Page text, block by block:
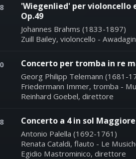
'Wiegenlied' per violoncello
Op.49
Johannes Brahms (1833-1897)
Zuill Bailey, violoncello -
Concerto per tromba in re
Georg Philipp Telemann (1681-
Friedermann Immer, tromba -
Reinhard Goebel, direttore
Concerto a 4 in sol Maggiore
Antonio Palella (1692-1761)
Renata Cataldi, flauto - Le
Egidio Mastrominico, direttore